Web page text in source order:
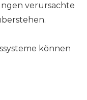
verursachte
können